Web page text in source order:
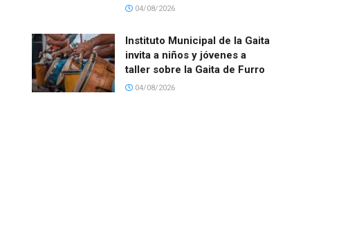
04/08/2026
Instituto Municipal de la Gaita
invita a niños y jóvenes a
taller sobre la Gaita de Furro
04/08/2026